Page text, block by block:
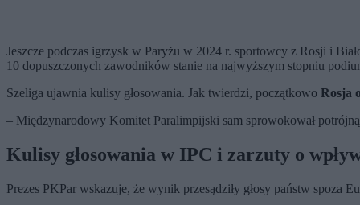
Jeszcze podczas igrzysk w Paryżu w 2024 r. sportowcy z Rosji i
10 dopuszczonych zawodników stanie na najwyższym stopniu
Szeliga ujawnia kulisy głosowania. Jak twierdzi, początkowo Rosja
– Międzynarodowy Komitet Paralimpijski sam sprowokował
Kulisy głosowania w IPC i zarzuty o
Prezes PKPar wskazuje, że wynik przesądziły głosy państw spoza